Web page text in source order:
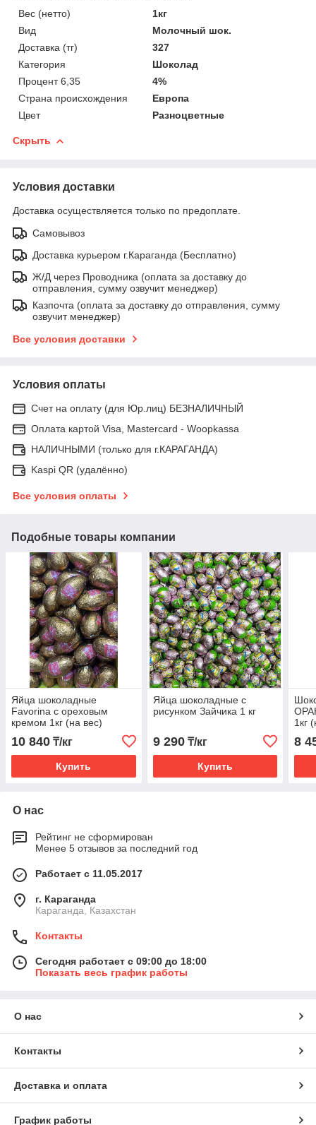
Вес (нетто)
1кг
Вид
Молочный шок.
Доставка (тг)
327
Категория
Шоколад
Процент 6,35
4%
Страна происхождения
Европа
Цвет
Разноцветные
Скрыть
Условия доставки
Доставка осуществляется только по предоплате.
Самовывоз
Доставка курьером г.Караганда (Бесплатно)
Ж/Д через Проводника (оплата за доставку до
отправления, сумму озвучит менеджер)
Казпочта (оплата за доставку до отправления, сумму
озвучит менеджер)
Все условия доставки
Условия оплаты
Счет на оплату (для Юр.лиц) БЕЗНАЛИЧНЫЙ
Оплата картой Visa, Mastercard - Woopkassa
НАЛИЧНЫМИ (только для г.КАРАГАНДА)
Kaspi QR (удалённо)
Все условия оплаты
Подобные товары компании
Яйца шоколадные
Favorina с ореховым
кремом 1кг (на вес)
10 840 ₸/кг
Купить
Яйца шоколадные с
рисунком Зайчика 1 кг
9 290₸/кг
Купить
1кг
8
О нас
Рейтинг не сформирован
Менее 5 отзывов за последний год
Работает с 11.05.2017
г. Караганда
Караганда, Казахстан
Контакты
Сегодня работает с 09:00 до 18:00
Показать весь график работы
О нас
Контакты
Доставка и оплата
График работы